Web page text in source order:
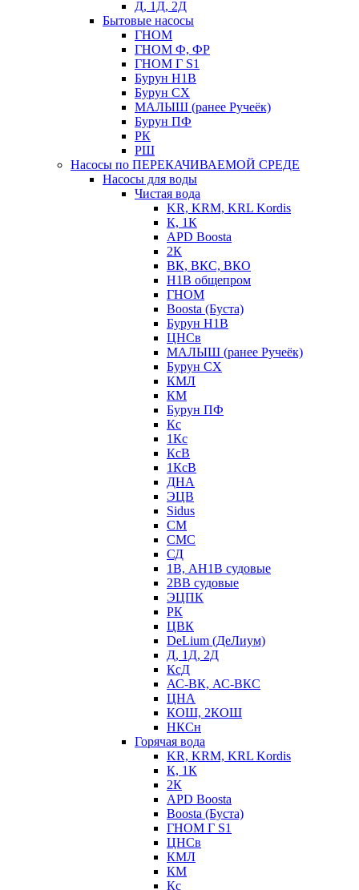
Д, 1Д, 2Д
Бытовые насосы
ГНОМ
ГНОМ Ф, ФР
ГНОМ Г S1
Бурун Н1В
Бурун СХ
МАЛЫШ (ранее Ручеёк)
Бурун ПФ
РК
РШ
Насосы по ПЕРЕКАЧИВАЕМОЙ СРЕДЕ
Насосы для воды
Чистая вода
KR, KRM, KRL Kordis
К, 1К
APD Boosta
2К
ВК, ВКС, ВКО
Н1В общепром
ГНОМ
Boosta (Буста)
Бурун Н1В
ЦНСв
МАЛЫШ (ранее Ручеёк)
Бурун СХ
КМЛ
КМ
Бурун ПФ
Кс
1Кс
КсВ
1КсВ
ДНА
ЭЦВ
Sidus
СМ
СМС
СД
1В, АН1В судовые
2ВВ судовые
ЭЦПК
РК
ЦВК
DeLium (ДеЛиум)
Д, 1Д, 2Д
КсД
АС-ВК, АС-ВКС
ЦНА
КОШ, 2КОШ
НКСн
Горячая вода
KR, KRM, KRL Kordis
К, 1К
2К
APD Boosta
Boosta (Буста)
ГНОМ Г S1
ЦНСв
КМЛ
КМ
Кс